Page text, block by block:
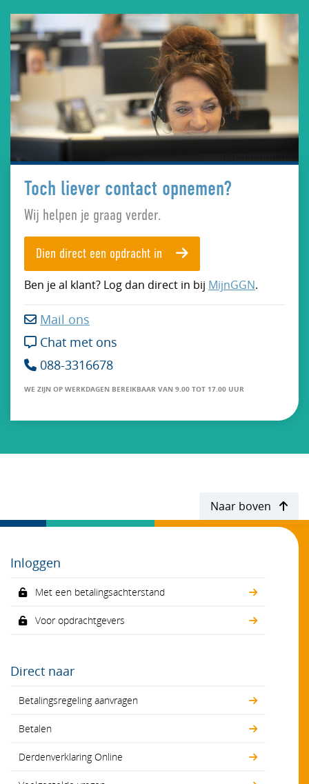
Toch liever contact opnemen?
Wij helpen je graag verder.
Dien direct een opdracht in
Ben je al klant? Log dan direct in bij MijnGGN.
 Mail ons
 Chat met ons
 088-3316678
WE ZIJN OP WERKDAGEN BEREIKBAAR VAN 9.00 TOT 17.00 UUR
Naar boven
Inloggen
Met een betalingsachterstand
Voor opdrachtgevers
Direct naar
Betalingsregeling aanvragen
Betalen
Derdenverklaring Online